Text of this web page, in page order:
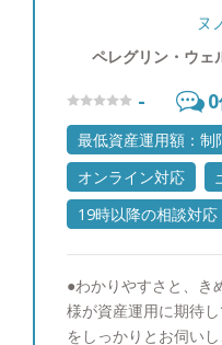
ヌ
ペレグリン・ウェ
- 0
最低資産運用額：制
オンライン対応
19時以降の相談対応
●わかりやすさと、き
様が資産運用に期待
をしっかりとお伺い